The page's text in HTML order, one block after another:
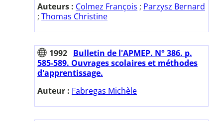
Auteurs : Colmez François ; Parzysz Bernard
; Thomas Christine
1992 Bulletin de l'APMEP. N° 386. p.
585-589. Ouvrages scolaires et méthodes
d'apprentissage.
Auteur : Fabregas Michèle